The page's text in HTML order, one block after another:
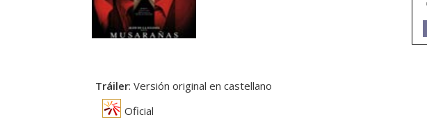
Tráiler: Versión original en castellano
Oficial